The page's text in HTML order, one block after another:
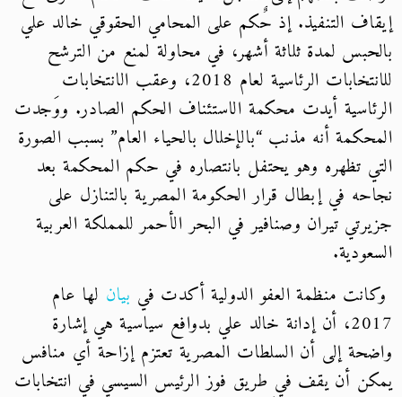
إيقاف التنفيذ. إذ حٌكم على المحامي الحقوقي خالد علي
بالحبس لمدة ثلاثة أشهر، في محاولة لمنع من الترشح
للانتخابات الرئاسية لعام 2018، وعقب الانتخابات
الرئاسية أيدت محكمة الاستئناف الحكم الصادر. ووَجدت
المحكمة أنه مذنب “بالإخلال بالحياء العام” بسبب الصورة
التي تظهره وهو يحتفل بانتصاره في حكم المحكمة بعد
نجاحه في إبطال قرار الحكومة المصرية بالتنازل على
جزيرتي تيران وصنافير في البحر الأحمر للمملكة العربية
السعودية.
وكانت منظمة العفو الدولية أكدت في بيان لها عام
2017، أن إدانة خالد علي بدوافع سياسية هي إشارة
واضحة إلى أن السلطات المصرية تعتزم إزاحة أي منافس
يمكن أن يقف في طريق فوز الرئيس السيسي في انتخابات